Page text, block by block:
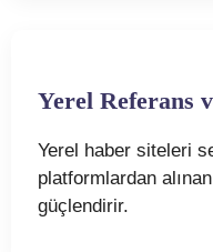
Yerel Referans
Yerel haber siteleri
platformlardan
güçlendirir.